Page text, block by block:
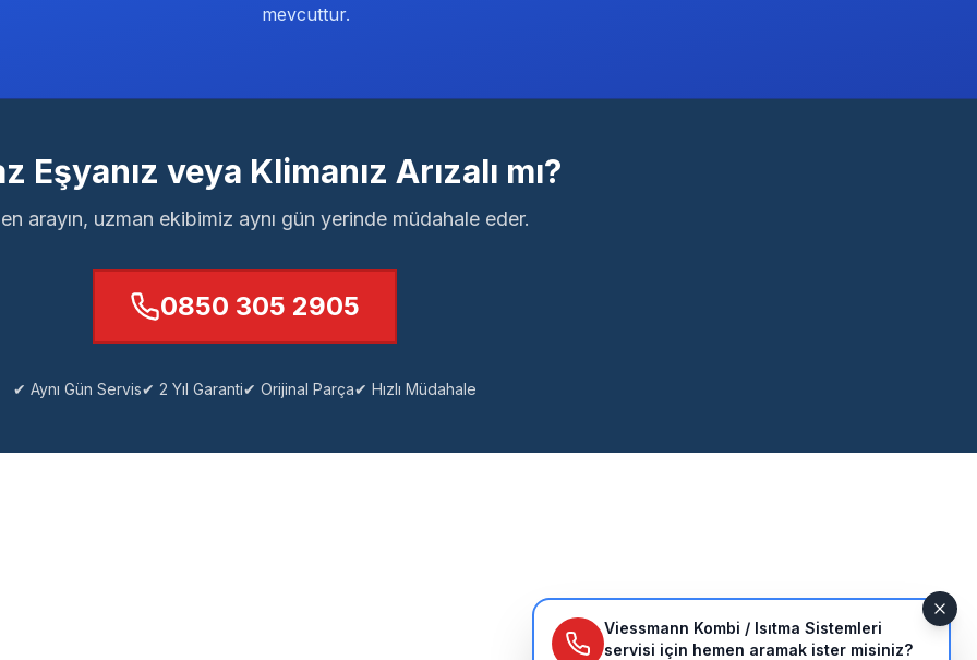
Viessmann Kombi / Isıtma Sistemleri
servisi için hemen aramak ister misiniz?
mevcuttur.
Eşyanız veya Klimanız Arızalı mı?
arayın, uzman ekibimiz aynı gün yerinde müdahale eder.
0850 305 2905
✔ Aynı Gün Servis✔ 2 Yıl Garanti✔ Orijinal Parça✔ Hızlı Müdahale